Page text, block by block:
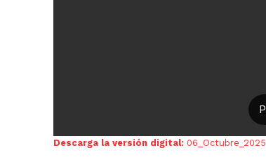
Descarga la versión digital: 06_Octubre_2025